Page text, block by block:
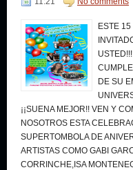
ESTE
DE SU
¡¡SUENA MEJOR!! VEN Y
NOSOTROS ESTA
SUPERTOMBOLA DE
ARTISTAS COMO GABI
CORRINCHE,ISA